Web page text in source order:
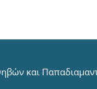
και